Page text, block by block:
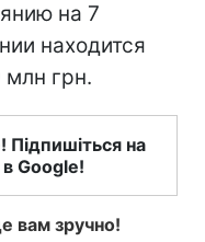
на 7
находится
грн.
Підпишіться на
Google!
вам зручно!